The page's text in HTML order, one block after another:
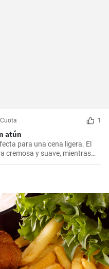
Cuota 1
atún
para una cena ligera. El
cremosa y suave, mientras
sabor. Suele servirse fría,